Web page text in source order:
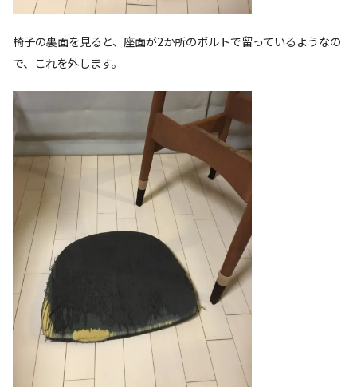
椅子の裏面を見ると、座面が2か所のボルトで留っているようなの
で、これを外します。